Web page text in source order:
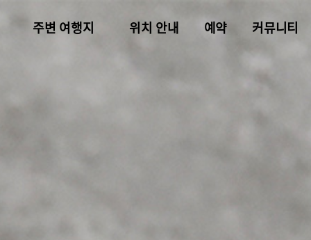
주변 여행지 위치 안내 예약 커뮤니티